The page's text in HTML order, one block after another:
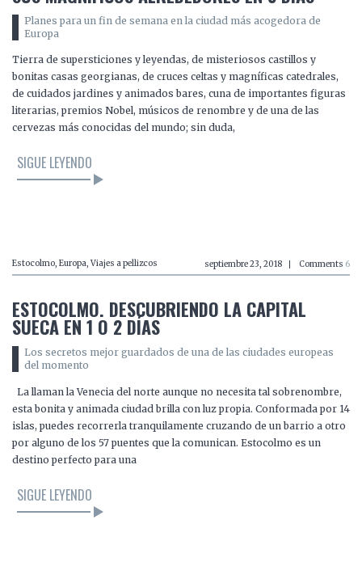
Planes para un fin de semana en la ciudad más acogedora de
Europa
Tierra de supersticiones y leyendas, de misteriosos castillos y
bonitas casas georgianas, de cruces celtas y magníficas catedrales,
de cuidados jardines y animados bares, cuna de importantes figuras
literarias, premios Nobel, músicos de renombre y de una de las
cervezas más conocidas del mundo; sin duda,
SIGUE LEYENDO
Estocolmo, Europa, Viajes a pellizcos septiembre 23, 2018 Comments 6
ESTOCOLMO. DESCUBRIENDO LA CAPITAL
SUECA EN 1 O 2 DÍAS
Los secretos mejor guardados de una de las ciudades europeas
del momento
La llaman la Venecia del norte aunque no necesita tal sobrenombre,
esta bonita y animada ciudad brilla con luz propia. Conformada por 14
islas, puedes recorrerla tranquilamente cruzando de un barrio a otro
por alguno de los 57 puentes que la comunican. Estocolmo es un
destino perfecto para una
SIGUE LEYENDO